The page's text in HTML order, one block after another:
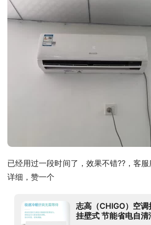
已经用过一段时间了，效果不错??，客
详细，赞一个
志高（CHIGO）空调
挂壁式 节能省电自